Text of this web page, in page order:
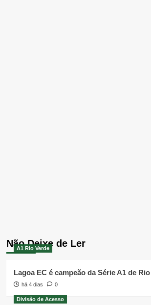
Não Deixe de Ler
A1 Rio Verde
Lagoa EC é campeão da Série A1 de
há 4 dias 0
Divisão de Acesso